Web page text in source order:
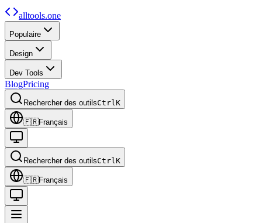
alltools.one
Populaire
Design
Dev Tools
BlogPricing
Rechercher des outilsCtrlK
🇫🇷Français
Rechercher des outilsCtrlK
🇫🇷Français